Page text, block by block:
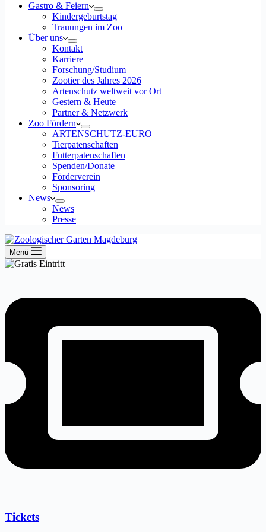
Gastro & Feiern
Kindergeburtstag
Trauungen im Zoo
Über uns
Kontakt
Karriere
Forschung/Studium
Zootier des Jahres 2026
Artenschutz weltweit vor Ort
Gestern & Heute
Partner & Netzwerk
Zoo Fördern
ARTENSCHUTZ-EURO
Tierpatenschaften
Futterpatenschaften
Spenden/Donate
Förderverein
Sponsoring
News
News
Presse
Menü
Tickets